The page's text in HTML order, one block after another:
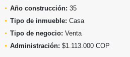
Año construcción: 35
Tipo de inmueble: Casa
Tipo de negocio: Venta
Administración: $1.113.000 COP